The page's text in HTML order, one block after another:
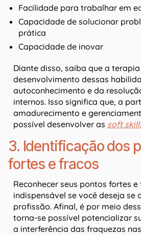
Facilidade para trabalhar em
Capacidade de solucionar
prática
Capacidade de inovar
Diante disso, saiba que a
desenvolvimento dessas
autoconhecimento e da
internos. Isso significa que, a
amadurecimento e
possível desenvolver as soft
3. Identificação dos
fortes e fracos
Reconhecer seus pontos fortes e
indispensável se você deseja se
profissão. Afinal, é por meio
torna-se possível potencializar
a interferência das fraquezas